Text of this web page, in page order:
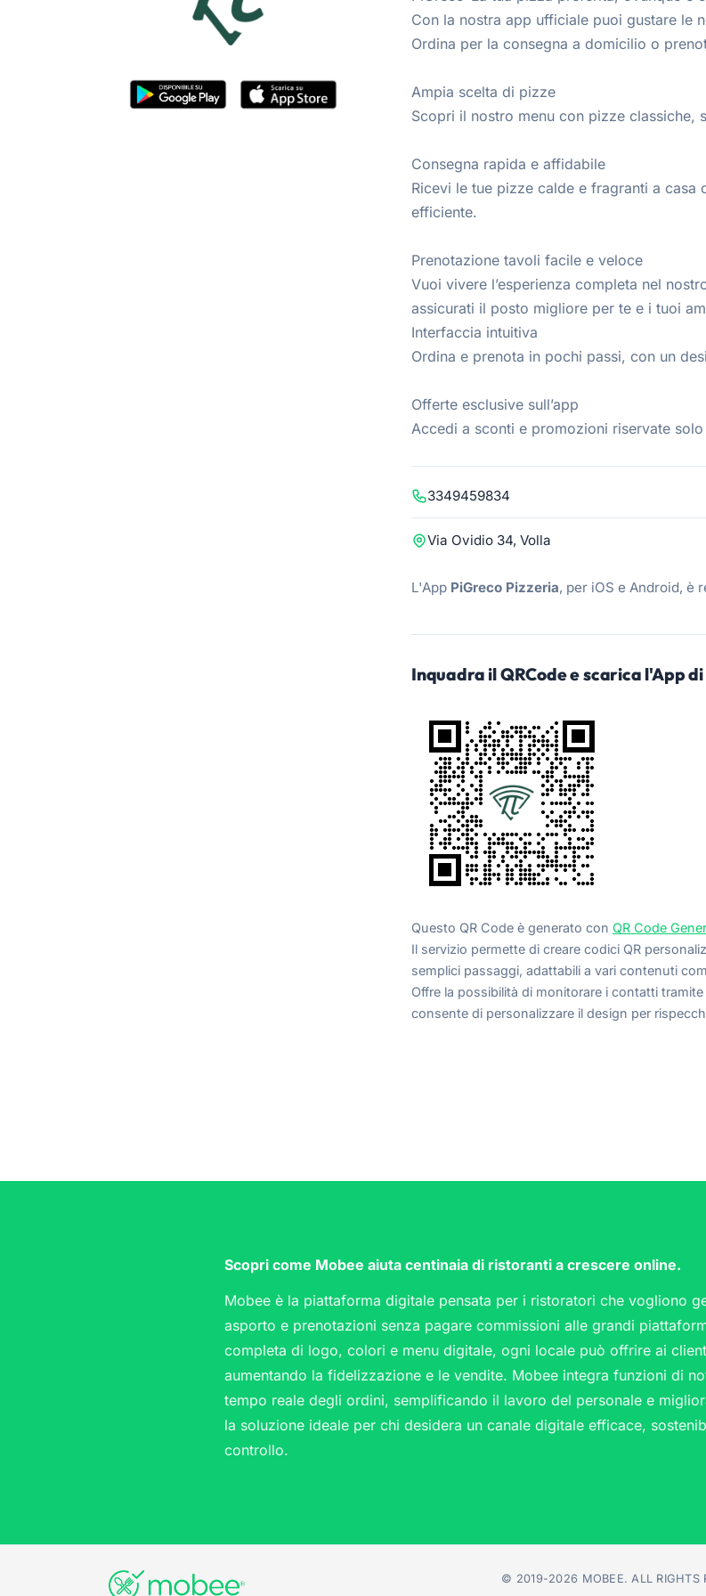
Con la nostra app ufficiale puoi gustare le
Ordina per la consegna a domicilio o
Ampia scelta di pizze
Scopri il nostro menu con pizze classiche,
Consegna rapida e affidabile
Ricevi le tue pizze calde e fragranti a
efficiente.
Prenotazione tavoli facile e veloce
Vuoi vivere l’esperienza completa nel
assicurati il posto migliore per te e i tuoi
Interfaccia intuitiva
Ordina e prenota in pochi passi, con un
Offerte esclusive sull’app
Accedi a sconti e promozioni riservate solo
3349459834
Via Ovidio 34, Volla
L'App PiGreco Pizzeria, per iOS e Android, è
Inquadra il QRCode e scarica l'App
Questo QR Code è generato con QR Code
Il servizio permette di creare codici QR
semplici passaggi, adattabili a vari contenuti
Offre la possibilità di monitorare i contatti
consente di personalizzare il design per
Scopri come Mobee aiuta centinaia di ristoranti a crescere online.
Mobee è la piattaforma digitale pensata per i ristoratori che vogliono
asporto e prenotazioni senza pagare commissioni alle grandi
completa di logo, colori e menu digitale, ogni locale può offrire ai
aumentando la fidelizzazione e le vendite. Mobee integra funzioni di
tempo reale degli ordini, semplificando il lavoro del personale e
la soluzione ideale per chi desidera un canale digitale efficace,
controllo.
© 2019-2026 MOBEE. ALL RIGHTS